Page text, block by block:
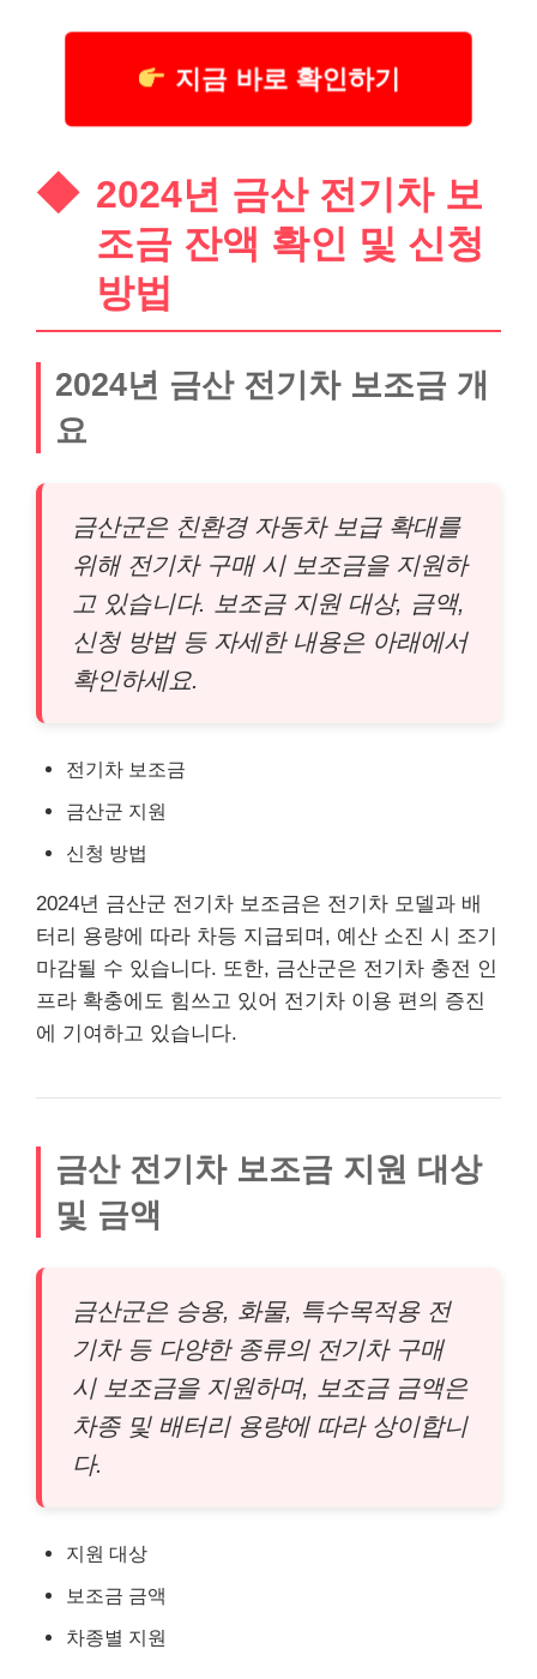
지금 바로 확인하기
2024년 금산 전기차 보
조금 잔액 확인 및 신청
방법
2024년 금산 전기차 보조금 개
요
금산군은 친환경 자동차 보급 확대를
위해 전기차 구매 시 보조금을 지원하
고 있습니다. 보조금 지원 대상, 금액,
신청 방법 등 자세한 내용은 아래에서
확인하세요.
전기차 보조금
금산군 지원
신청 방법
2024년 금산군 전기차 보조금은 전기차 모델과 배
터리 용량에 따라 차등 지급되며, 예산 소진 시 조기
마감될 수 있습니다. 또한, 금산군은 전기차 충전 인
프라 확충에도 힘쓰고 있어 전기차 이용 편의 증진
에 기여하고 있습니다.
금산 전기차 보조금 지원 대상
및 금액
금산군은 승용, 화물, 특수목적용 전
기차 등 다양한 종류의 전기차 구매
시 보조금을 지원하며, 보조금 금액은
차종 및 배터리 용량에 따라 상이합니
다.
지원 대상
보조금 금액
차종별 지원